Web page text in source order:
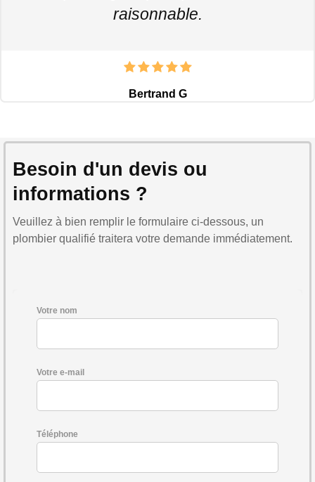
raisonnable.
Bertrand G
Besoin d'un devis ou
informations ?
Veuillez à bien remplir le formulaire ci-dessous, un
plombier qualifié traitera votre demande immédiatement.
Votre nom
Votre e-mail
Téléphone